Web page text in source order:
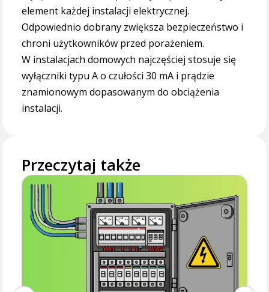
element każdej instalacji elektrycznej.
Odpowiednio dobrany zwiększa bezpieczeństwo i
chroni użytkowników przed porażeniem.
W instalacjach domowych najczęściej stosuje się
wyłączniki typu A o czułości 30 mA i prądzie
znamionowym dopasowanym do obciążenia
instalacji.
Przeczytaj także